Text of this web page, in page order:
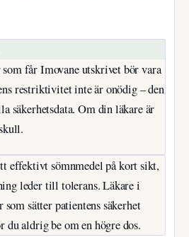
som får Imovane utskrivet bör vara
restriktivitet inte är onödig – den
säkerhetsdata. Om din läkare är
effektivt sömnmedel på kort sikt,
leder till tolerans. Läkare i
sätter patientens säkerhet
du aldrig be om en högre dos.